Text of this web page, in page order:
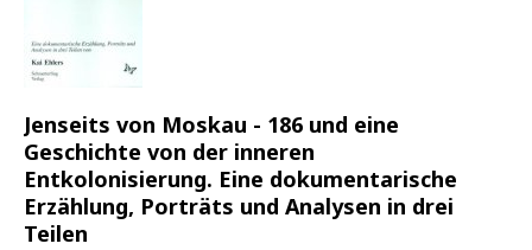
Jenseits von Moskau - 186 und eine
Geschichte von der inneren
Entkolonisierung. Eine dokumentarische
Erzählung, Porträts und Analysen in drei
Teilen